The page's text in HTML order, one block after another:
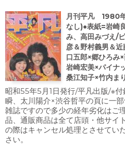
月刊平凡 1980
なし)●表紙=岩崎
み、高田みづえ/
彦＆野村義男＆
口五郎×郷ひろみ
岩崎宏美×パイナ
桑江知子×竹内ま
昭和55年5月1日発行/平凡出版/※
瞬、太川陽介×渋谷哲平の頁に一
雑誌ですので多少の経年劣化はご
品、通販商品は全て店頭・他サイ
の際はキャンセル処理とさせてい
さい。